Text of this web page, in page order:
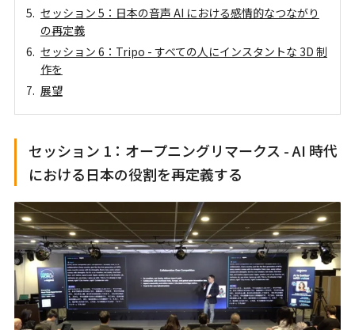
セッション 5：日本の音声 AI における感情的なつながり
の再定義
セッション 6：Tripo - すべての人にインスタントな 3D 制
作を
展望
セッション 1：オープニングリマークス - AI 時代
における日本の役割を再定義する